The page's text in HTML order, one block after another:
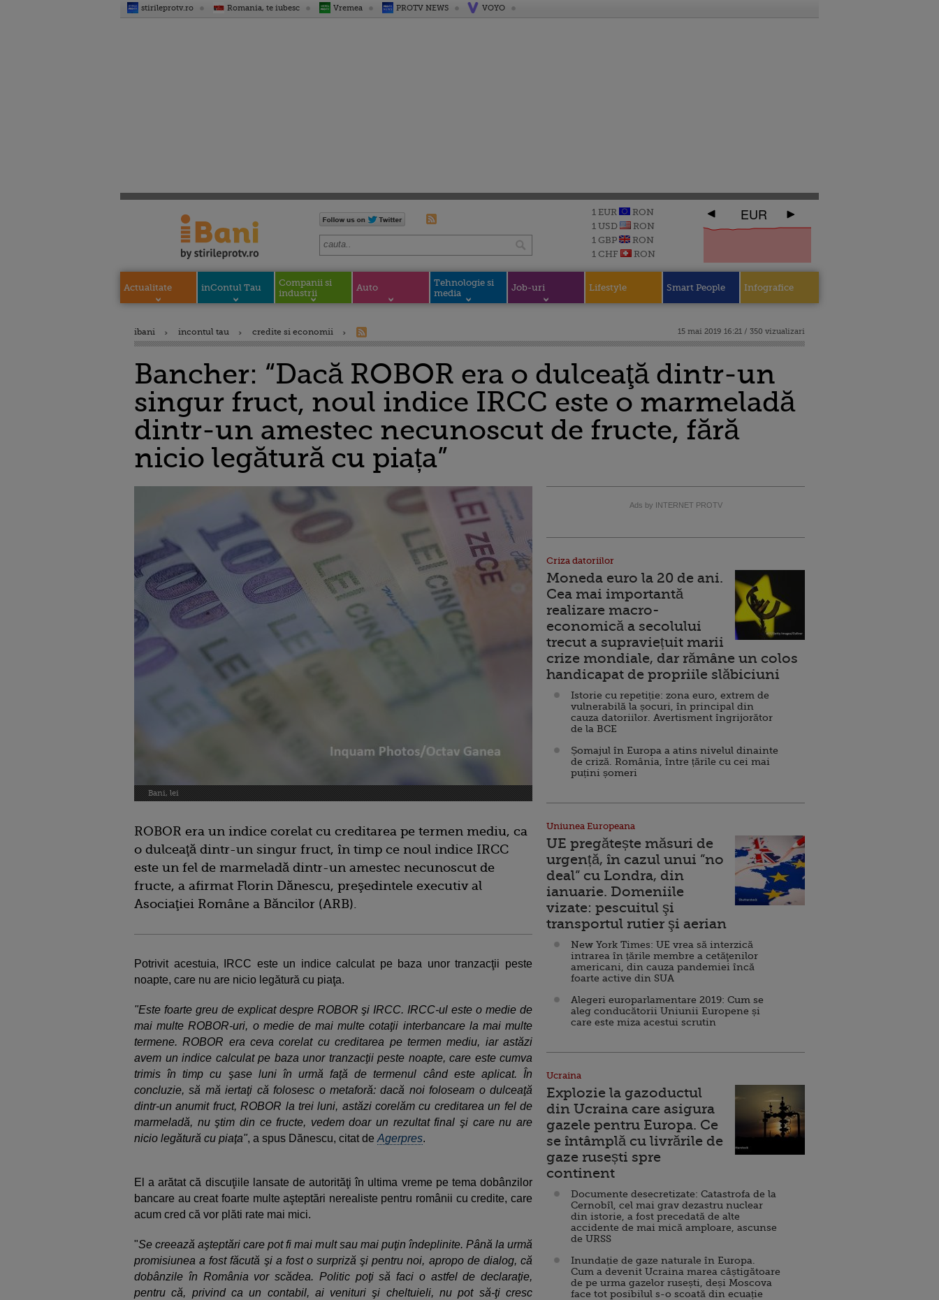
stirileprotv.ro Romania, te iubesc Vremea PROTV NEWS VOYO
1 EUR
RON
1 USD
RON
1 GBP
RON
1 CHF
RON
EUR
Actualitate inContul Tau
Companii si
industrii
Auto
Tehnologie si
media
Job-uri Lifestyle Smart People Infografice
ibani incontul tau credite si economii 15 mai 2019 16:21 / 350 vizualizari
Bancher: “Dacă ROBOR era o dulceaţă dintr-un
singur fruct, noul indice IRCC este o marmeladă
dintr-un amestec necunoscut de fructe, fără
nicio legătură cu piața”
Bani, lei
ROBOR era un indice corelat cu creditarea pe termen mediu, ca
o dulceaţă dintr-un singur fruct, în timp ce noul indice IRCC
este un fel de marmeladă dintr-un amestec necunoscut de
fructe, a afirmat Florin Dănescu, preşedintele executiv al
Asociaţiei Române a Băncilor (ARB).
Potrivit acestuia, IRCC este un indice calculat pe baza unor tranzacţii peste
noapte, care nu are nicio legătură cu piaţa.
"Este foarte greu de explicat despre ROBOR şi IRCC. IRCC-ul este o medie de
mai multe ROBOR-uri, o medie de mai multe cotaţii interbancare la mai multe
termene. ROBOR era ceva corelat cu creditarea pe termen mediu, iar astăzi
avem un indice calculat pe baza unor tranzacţii peste noapte, care este cumva
trimis în timp cu şase luni în urmă faţă de termenul când este aplicat. În
concluzie, să mă iertaţi că folosesc o metaforă: dacă noi foloseam o dulceaţă
dintr-un anumit fruct, ROBOR la trei luni, astăzi corelăm cu creditarea un fel de
marmeladă, nu ştim din ce fructe, vedem doar un rezultat final şi care nu are
nicio legătură cu piaţa", a spus Dănescu, citat de Agerpres.
El a arătat că discuţiile lansate de autorităţi în ultima vreme pe tema dobânzilor
bancare au creat foarte multe aşteptări nerealiste pentru românii cu credite, care
acum cred că vor plăti rate mai mici.
"Se creează aşteptări care pot fi mai mult sau mai puţin îndeplinite. Până la urmă
promisiunea a fost făcută şi a fost o surpriză şi pentru noi, apropo de dialog, că
dobânzile în România vor scădea. Politic poţi să faci o astfel de declaraţie,
pentru că, privind ca un contabil, ai venituri şi cheltuieli, nu pot să-ţi cresc
Ads by INTERNET PROTV
Criza datoriilor
Moneda euro la 20 de ani.
Cea mai importantă
realizare macro-
economică a secolului
trecut a supraviețuit marii
crize mondiale, dar rămâne un colos
handicapat de propriile slăbiciuni
Istorie cu repetiție: zona euro, extrem de
vulnerabilă la șocuri, în principal din
cauza datoriilor. Avertisment îngrijorător
de la BCE
Șomajul în Europa a atins nivelul dinainte
de criză. România, între țările cu cei mai
puțini șomeri
Uniunea Europeana
UE pregătește măsuri de
urgență, în cazul unui ”no
deal” cu Londra, din
ianuarie. Domeniile
vizate: pescuitul şi
transportul rutier şi aerian
New York Times: UE vrea să interzică
intrarea în țările membre a cetăţenilor
americani, din cauza pandemiei încă
foarte active din SUA
Alegeri europarlamentare 2019: Cum se
aleg conducătorii Uniunii Europene și
care este miza acestui scrutin
Ucraina
Explozie la gazoductul
din Ucraina care asigura
gazele pentru Europa. Ce
se întâmplă cu livrările de
gaze rusești spre
continent
Documente desecretizate: Catastrofa de la
Cernobîl, cel mai grav dezastru nuclear
din istorie, a fost precedată de alte
accidente de mai mică amploare, ascunse
de URSS
Inundație de gaze naturale în Europa.
Cum a devenit Ucraina marea câștigătoare
de pe urma gazelor rusești, deși Moscova
face tot posibilul s-o scoată din ecuație